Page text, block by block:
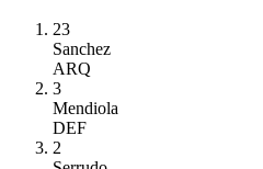
23
Sanchez
ARQ
3
Mendiola
DEF
2